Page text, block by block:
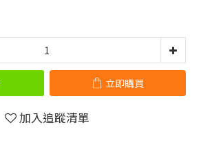
立即購買
加入追蹤清單